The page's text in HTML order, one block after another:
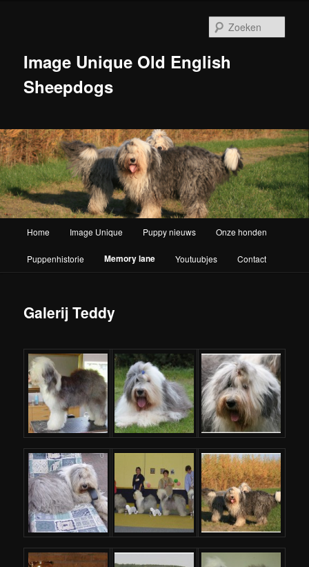
Image Unique Old English
Sheepdogs
Spring naar de primaire inhoud
Home Image Unique Puppy nieuws Onze honden
Puppenhistorie Memory lane Youtuubjes Contact
Galerij Teddy